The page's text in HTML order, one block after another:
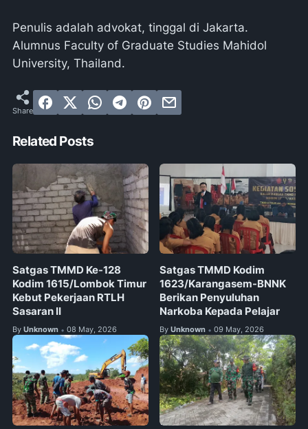
Penulis adalah advokat, tinggal di Jakarta.
Alumnus Faculty of Graduate Studies Mahidol
University, Thailand.
Related Posts
Satgas TMMD Ke-128
Kodim 1615/Lombok Timur
Kebut Pekerjaan RTLH
Sasaran II
By Unknown • 08 May, 2026
Satgas TMMD Kodim
1623/Karangasem-BNNK
Berikan Penyuluhan
Narkoba Kepada Pelajar
By Unknown • 09 May, 2026